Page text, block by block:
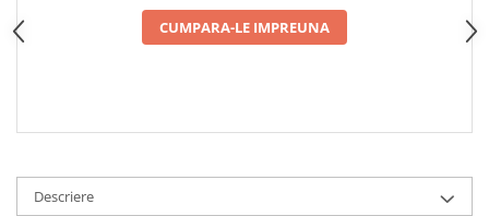
CUMPARA-LE IMPREUNA
Descriere